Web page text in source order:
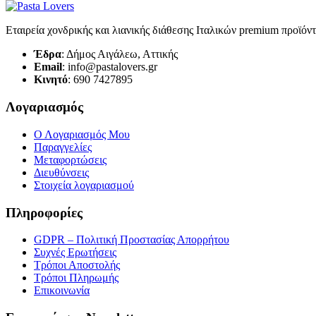
Εταιρεία χονδρικής και λιανικής διάθεσης Ιταλικών premium
Έδρα: Δήμος Αιγάλεω, Αττικής
Email: info@pastalovers.gr
Κινητό: 690 7427895
Λογαριασμός
Ο Λογαριασμός Μου
Παραγγελίες
Μεταφορτώσεις
Διευθύνσεις
Στοιχεία λογαριασμού
Πληροφορίες
GDPR – Πολιτική Προστασίας Απορρήτου
Συχνές Eρωτήσεις
Τρόποι Αποστολής
Τρόποι Πληρωμής
Επικοινωνία